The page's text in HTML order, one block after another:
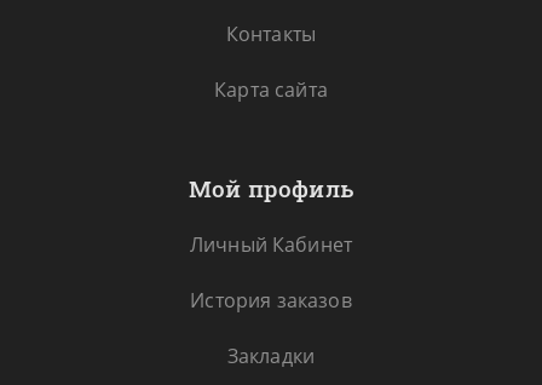
Контакты
Карта сайта
Мой профиль
Личный Кабинет
История заказов
Закладки